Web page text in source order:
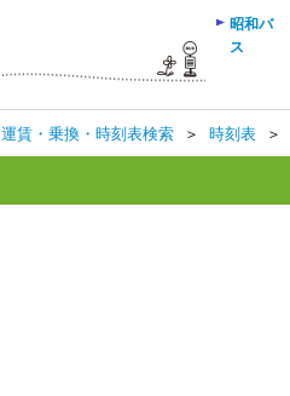
運賃・乗換・時刻表検索 ＞ 時刻表 ＞
昭和バ
ス